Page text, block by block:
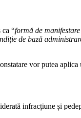
ca “formă de
de bază
vor putea
infracțiune și